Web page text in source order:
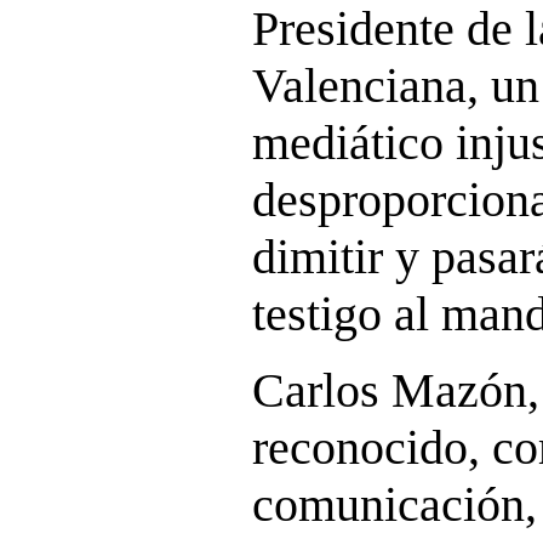
Presidente de
Valenciana,
mediático
dimitir y
testigo al
Carlos
reconocido,